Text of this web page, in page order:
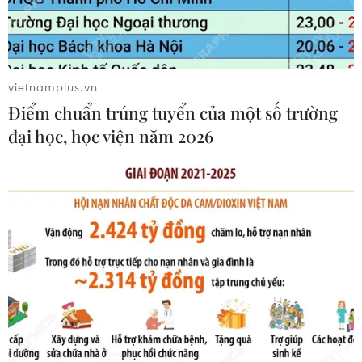
nỗi đau
10/08/2026 00:32
Chăm lo lâu dài cho
nạn nhân, gia đình nạn nhân chất
độc da cam/dioxin
65 năm: Từ thảm họa đến
hành trình chung tay xoa dịu nỗi đau
da cam
09/08/2026 23:30
Điểm chuẩn trúng
vietnamplus.vn
Điểm chuẩn trúng tuyển của một số trường
đại học, học viện năm 2026